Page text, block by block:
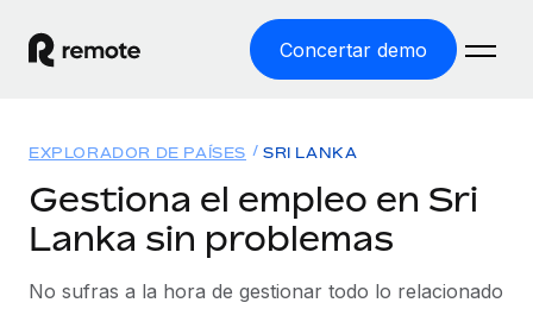
Concertar demo
EMPLEO GLOBAL
Nómina global
Soluciones
COBERTURA MUNDIAL
Recursos
EXPLORADOR DE PAÍSES SRI LANKA
Gestiona el empleo en Sri
Lanka sin problemas
No sufras a la hora de gestionar todo lo relacionado